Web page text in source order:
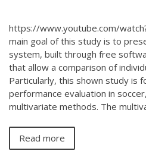
https://www.youtube.com/
main goal of this study is to
system, built through free
that allow a comparison of
Particularly, this shown study is
performance evaluation in
multivariate methods. The
Read more